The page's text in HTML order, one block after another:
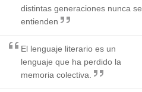
distintas generaciones nunca se
entienden
El lenguaje literario es un
lenguaje que ha perdido la
memoria colectiva.